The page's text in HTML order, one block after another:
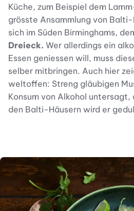
Küche, zum Beispiel dem
grösste Ansammlung von
sich im Süden Birminghams,
Dreieck. Wer allerdings ein
Essen geniessen will, muss
selber mitbringen. Auch hier
weltoffen: Streng gläubigen
Konsum von Alkohol
den Balti-Häusern wird er